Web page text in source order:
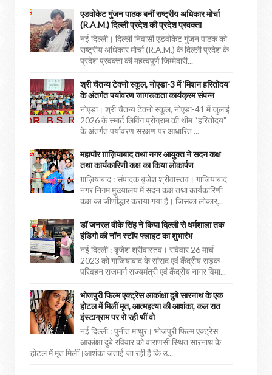
एडवोकेट गुंजन पाठक बनीं राष्ट्रीय अधिकार मोर्चा
(R.A.M.) दिल्ली प्रदेश की प्रदेश प्रवक्ता
नई दिल्ली। दिल्ली निवासी एडवोकेट गुंजन पाठक को
राष्ट्रीय अधिकार मोर्चा (R.A.M.) के दिल्ली प्रदेश के
प्रदेश प्रवक्ता की महत्वपूर्ण जिम्मेदारी...
श्री चैतन्य टेक्नो स्कूल, नोएडा-3 में ‘मिशन हरितोदय’
के अंतर्गत पर्यावरण जागरूकता कार्यक्रम संपन्न
नोएडा। श्री चैतन्य टेक्नो स्कूल, नोएडा-41 में जुलाई
2026 के स्मार्ट लिविंग प्रोग्राम की थीम “हरितोदय”
के अंतर्गत पर्यावरण संरक्षण पर आधारित ...
महापौर ग़ाज़ियाबाद तथा नगर आयुक्त ने सदन कक्ष
तथा कार्यकारिणी कक्ष का किया लोकार्पण
ग़ाज़ियाबाद : संपादक बृजेश श्रीवास्तव। गाजियाबाद
नगर निगम मुख्यालय में सदन कक्ष तथा कार्यकारिणी
कक्ष का जीर्णोद्धार कराया गया है। जिसका लोकार्...
डॉ जनरल वीके सिंह ने किया दिल्ली से धर्मशाला तक
इंडिगो की नॉन स्टॉप फ्लाइट का शुभारंभ
नई दिल्ली : बृजेश श्रीवास्तव। रविवार 26 मार्च
2023 को गाजियाबाद के सांसद एवं केंद्रीय सड़क
परिवहन राजमार्ग राज्यमंत्री एवं केंद्रीय नागर विमा...
भोजपुरी फिल्म एक्ट्रेस आकांक्षा दुबे सारनाथ के एक
होटल में मिलीं मृत, आत्महत्या की आशंका, कल रात
इंस्टाग्राम पर रो रही थीं वो
नई दिल्ली : पुनीत माथुर। भोजपुरी फिल्म एक्ट्रेस
आकांक्षा दुबे रविवार को वाराणसी स्थित सारनाथ के
होटल में मृत मिलीं।आशंका जताई जा रही है कि उ...